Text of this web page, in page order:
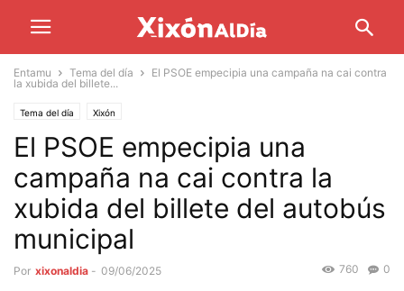
Entamu Tema del día
El PSOE empecipia una campaña na cai contra
la xubida del billete...
Tema del día Xixón
El PSOE empecipia una
campaña na cai contra la
xubida del billete del autobús
municipal
Por xixonaldia - 09/06/2025 0
760